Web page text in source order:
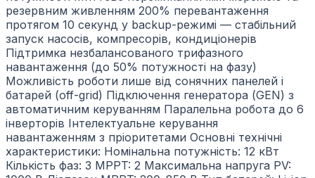
резервним живленням 200% перевантаження
протягом 10 секунд у backup-режимі — стабільний
запуск насосів, компресорів, кондиціонерів
Підтримка незбалансованого трифазного
навантаження (до 50% потужності на фазу)
Можливість роботи лише від сонячних панелей і
батарей (off-grid) Підключення генератора (GEN) з
автоматичним керуванням Паралельна робота до 6
інверторів Інтелектуальне керування
навантаженням з пріоритетами Основні технічні
характеристики: Номінальна потужність: 12 кВт
Кількість фаз: 3 MPPT: 2 Максимальна напруга PV: